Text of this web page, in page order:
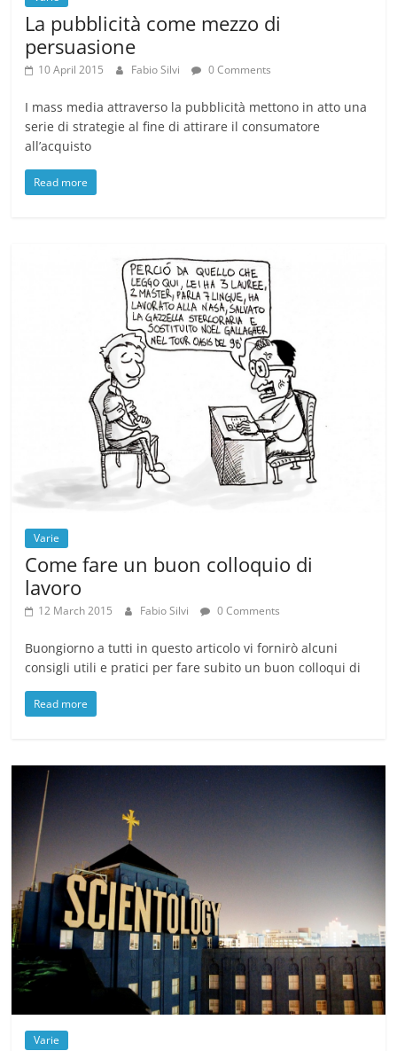
La pubblicità come mezzo di
persuasione
10 April 2015 Fabio Silvi 0 Comments
I mass media attraverso la pubblicità mettono in atto una
serie di strategie al fine di attirare il consumatore
all’acquisto
Read more
Varie
Come fare un buon colloquio di
lavoro
12 March 2015 Fabio Silvi 0 Comments
Buongiorno a tutti in questo articolo vi fornirò alcuni
consigli utili e pratici per fare subito un buon colloqui di
Read more
Varie